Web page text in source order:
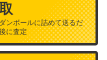
ンボールに詰めて送るだ
に査定